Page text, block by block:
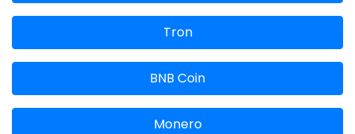
Tron
BNB Coin
Monero